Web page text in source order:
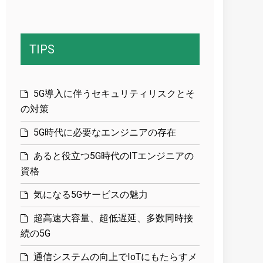
TIPS
5G導入に伴うセキュリティリスクとそ
の対策
5G時代に必要なエンジニアの存在
あると役立つ5G時代のITエンジニアの
資格
気になる5Gサービスの魅力
超高速大容量、超低遅延、多数同時接
続の5G
通信システムの向上でIoTにもたらすメ